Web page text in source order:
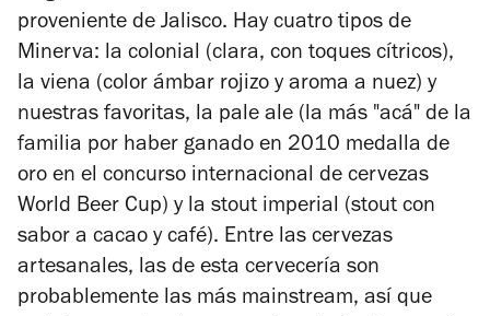
proveniente de Jalisco. Hay cuatro tipos de
Minerva: la colonial (clara, con toques cítricos),
la viena (color ámbar rojizo y aroma a nuez) y
nuestras favoritas, la pale ale (la más "acá" de la
familia por haber ganado en 2010 medalla de
oro en el concurso internacional de cervezas
World Beer Cup) y la stout imperial (stout con
sabor a cacao y café). Entre las cervezas
artesanales, las de esta cervecería son
probablemente las más mainstream, así que